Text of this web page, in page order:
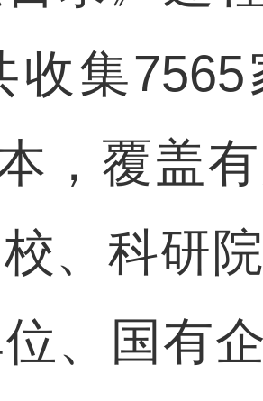
收集
，覆盖
、科研
、国有